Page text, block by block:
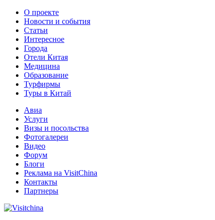
О проекте
Новости и события
Статьи
Интересное
Города
Отели Китая
Медицина
Образование
Турфирмы
Туры в Китай
Авиа
Услуги
Визы и посольства
Фотогалереи
Видео
Форум
Блоги
Реклама на VisitChina
Контакты
Партнеры